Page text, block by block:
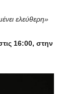
ελεύθερη»
16:00, στην